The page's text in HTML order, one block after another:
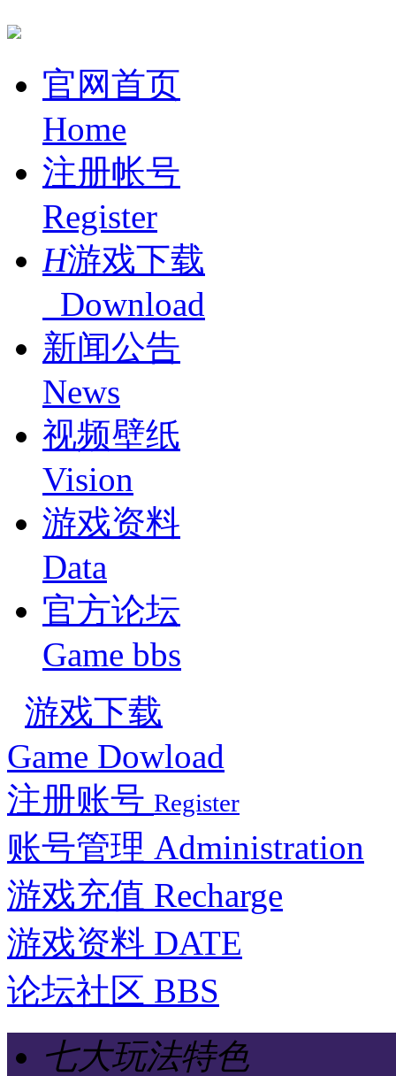
官网首页
Home
注册帐号
Register
H游戏下载
Download
新闻公告
News
视频壁纸
Vision
游戏资料
Data
官方论坛
Game bbs
游戏下载
Game Dowload
注册账号 Register
账号管理 Administration
游戏充值 Recharge
游戏资料 DATE
论坛社区 BBS
七大玩法特色